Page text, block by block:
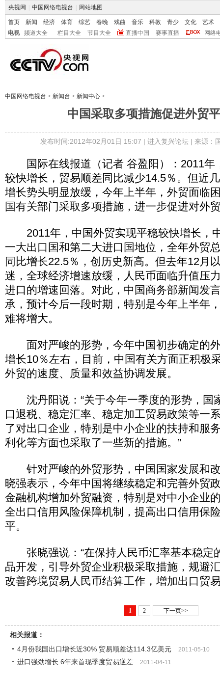
央视网 中国网络电视台 网站地图
首页 新闻 经济 体育 综艺 春晚 戏曲 音乐 科教 青少 文化
艺术
电视
频道大全 栏目大全 节目大全 直播中国 赛事直播 网络
中国网络电视台 > 新闻台 > 新闻中心 >
中国采取多项措施促进外贸
发布时间:2012年02月01日 15:07 | 进入复兴论坛| 来源：
国际在线报道（记者 谷盈阳）：2011年
较快增长，贸易顺差同比减少14.5％。但近
增长势头明显放缓，今年上半年，外贸面临
国有关部门采取多项措施，进一步促进对外
2011年，中国外贸实现平稳较快增长，
一大出口国和第二大进口国地位，全年外贸
同比增长22.5％，创历史新高。但去年12月
迷，全球经济增速放缓，人民币面临升值压
进口的增速回落。对此，中国商务部新闻发
承，预计今后一段时期，特别是今年上半年
难将增大。
面对严峻的形势，今年中国初步确定的
增长10％左右，目前，中国有关方面正积极
外贸的速度、质量和效益协调发展。
沈丹阳说：“关于今年一季度的形势，国
口退税、稳定汇率、稳定加工贸易政策等一
了对出口企业，特别是中小企业的扶持和服
利化等方面也采取了一些新的措施。”
针对严峻的外贸形势，中国国家发展和
晓强表示，今年中国将继续稳定和完善外贸
金融机构增加外贸融资，特别是对中小企业
全出口信用风险保障机制，提高出口信用保
平。
张晓强说：“在保持人民币汇率基本稳定
品开发，引导外贸企业积极采取措施，规避
改善跨境贸易人民币结算工作，增加出口贸
1 2 下一页>>
相关报道：
4月份我国出口增长近30% 贸易顺差达114.3亿美元
2011-05-10
进口强劲增长 6年来首现季度贸易逆差 2011-04-11